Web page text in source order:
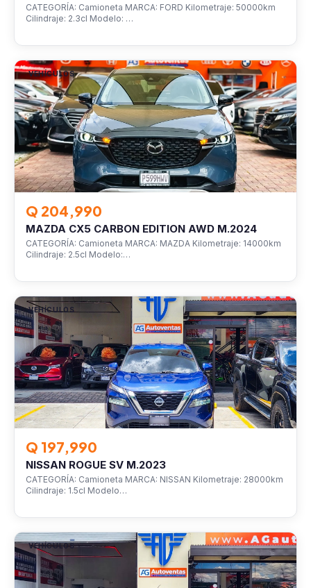
CATEGORÍA: Camioneta MARCA: FORD Kilometraje: 50000km
Cilindraje: 2.3cl Modelo: …
VEHÍCULOS
Q 204,990
MAZDA CX5 CARBON EDITION AWD M.2024
CATEGORÍA: Camioneta MARCA: MAZDA Kilometraje: 14000km
Cilindraje: 2.5cl Modelo:…
VEHÍCULOS
Q 197,990
NISSAN ROGUE SV M.2023
CATEGORÍA: Camioneta MARCA: NISSAN Kilometraje: 28000km
Cilindraje: 1.5cl Modelo…
VEHÍCULOS